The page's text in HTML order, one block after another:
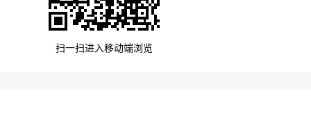
扫一扫进入移动端浏览